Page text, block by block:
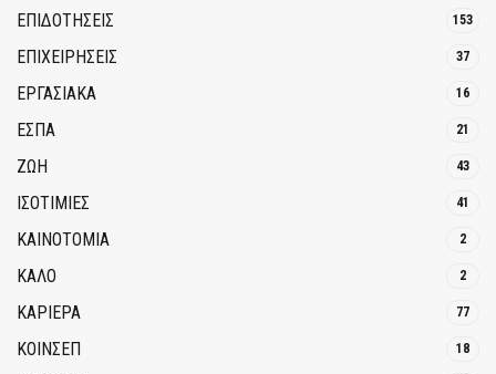
ΕΠΙΔΟΤΗΣΕΙΣ 153
ΕΠΙΧΕΙΡΗΣΕΙΣ 37
ΕΡΓΑΣΙΑΚΑ 16
ΕΣΠΑ 21
ΖΩΗ 43
ΙΣΟΤΙΜΙΕΣ 41
ΚΑΙΝΟΤΟΜΊΑ 2
ΚΑΛΟ 2
ΚΑΡΙΕΡΑ 77
ΚΟΙΝΣΕΠ 18